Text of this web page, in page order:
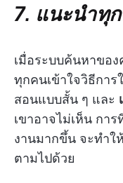
7. แนะนำทุ
เมื่อระบบค้นหาขอ
ทุกคนเข้าใจวิธีกา
สอนแบบสั้น ๆ และ
เขาอาจไม่เห็น กา
งานมากขึ้น จะทำใ
ตามไปด้วย